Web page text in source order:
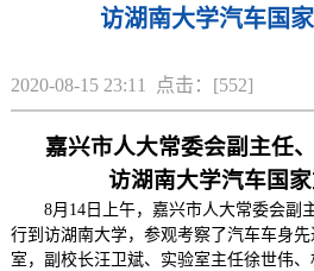
访湖南大学汽车国
2020-08-15 23:11 点击：[552]
嘉兴市人大常委会副主任
访湖南大学汽车国
8月 14日上午，嘉兴市人大常委会副
行到访湖南大学，参观考察了汽车车身
室，副校长汪卫斌、实验室主任徐世伟